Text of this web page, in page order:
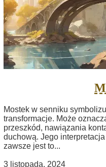
Mostek w senniku
transformacje. Może
przeszkód, nawiązania
duchową. Jego
zawsze jest to...
3 listopada, 2024